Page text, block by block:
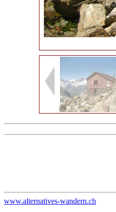
www.alternatives-wandern.ch